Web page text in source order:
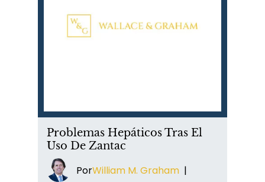
Problemas Hepáticos Tras El
Uso De Zantac
PorWilliam M. Graham |